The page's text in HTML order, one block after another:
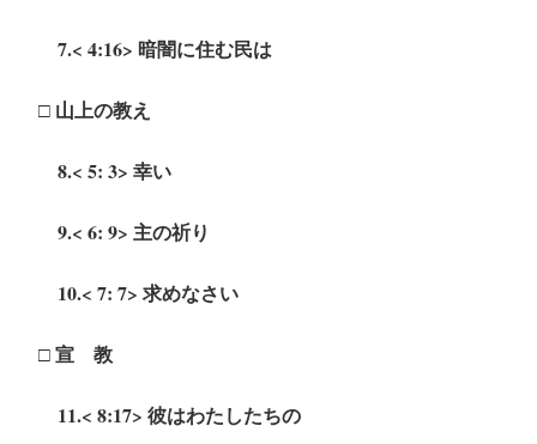
7.< 4:16> 暗闇に住む民は
□ 山上の教え
8.< 5: 3> 幸い
9.< 6: 9> 主の祈り
10.< 7: 7> 求めなさい
□ 宣 教
11.< 8:17> 彼はわたしたちの